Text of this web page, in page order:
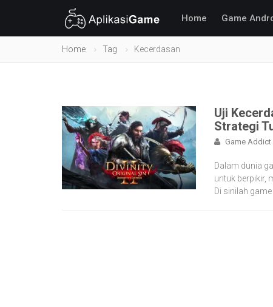
Home Game
Home Tag Kecerdasan
Uji
Strategi
Game Addict
Dalam dunia
untuk berpikir,
Di sinilah